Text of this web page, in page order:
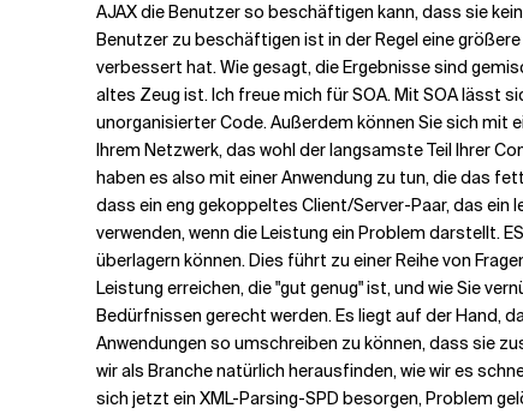
AJAX die Benutzer so beschäftigen kann, dass sie
Benutzer zu beschäftigen ist in der Regel eine
verbessert hat. Wie gesagt, die Ergebnisse sind
altes Zeug ist. Ich freue mich für SOA. Mit SOA lässt
unorganisierter Code. Außerdem können Sie sich mit
Ihrem Netzwerk, das wohl der langsamste Teil Ihrer
haben es also mit einer Anwendung zu tun, die das
dass ein eng gekoppeltes Client/Server-Paar, das ein
verwenden, wenn die Leistung ein Problem darstellt.
überlagern können. Dies führt zu einer Reihe von
Leistung erreichen, die "gut genug" ist, und wie Sie
Bedürfnissen gerecht werden. Es liegt auf der Hand,
Anwendungen so umschreiben zu können, dass sie
wir als Branche natürlich herausfinden, wie wir es
sich jetzt ein XML-Parsing-SPD besorgen, Problem